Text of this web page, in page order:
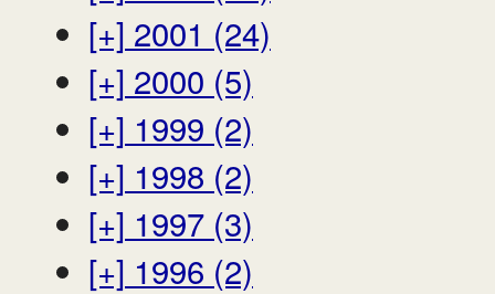
[+] 2001 (24)
[+] 2000 (5)
[+] 1999 (2)
[+] 1998 (2)
[+] 1997 (3)
[+] 1996 (2)